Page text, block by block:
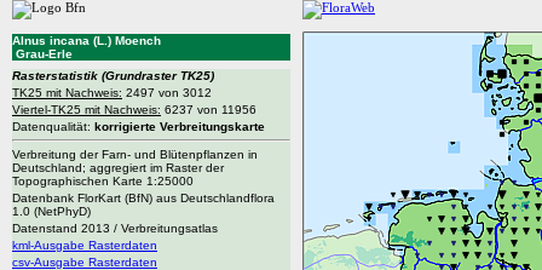
Alnus incana (L.) Moench
Grau-Erle
Rasterstatistik (Grundraster TK25)
TK25 mit Nachweis: 2497 von 3012
Viertel-TK25 mit Nachweis: 6237 von 11956
Datenqualität: korrigierte Verbreitungskarte
Verbreitung der Farn- und Blütenpflanzen in
Deutschland; aggregiert im Raster der
Topographischen Karte 1:25000
Datenbank FlorKart (BfN) aus Deutschlandflora
1.0 (NetPhyD)
Datenstand 2013 / Verbreitungsatlas
kml-Ausgabe Rasterdaten
csv-Ausgabe Rasterdaten